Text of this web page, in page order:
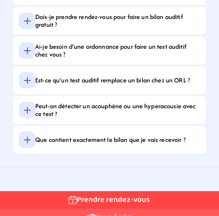
Dois-je prendre rendez-vous pour faire un bilan auditif
gratuit ?
Ai-je besoin d’une ordonnance pour faire un test auditif
chez vous ?
Est-ce qu’un test auditif remplace un bilan chez un ORL ?
Peut-on détecter un acouphène ou une hyperacousie avec
ce test ?
Que contient exactement le bilan que je vais recevoir ?
Prendre rendez-vous